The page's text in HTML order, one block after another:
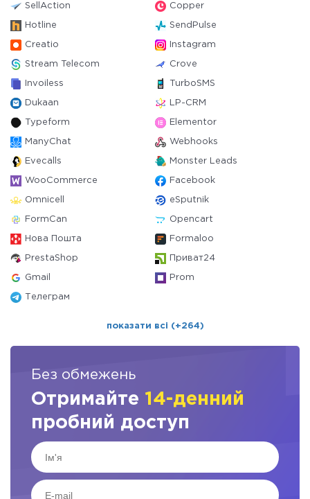
SellAction Copper
Hotline SendPulse
Creatio Instagram
Stream Telecom Crove
Invoiless TurboSMS
Dukaan LP-CRM
Typeform Elementor
ManyChat Webhooks
Evecalls Monster Leads
WooCommerce Facebook
Omnicell eSputnik
FormCan Opencart
Нова Пошта Formaloo
PrestaShop Приват24
Gmail Prom
Телеграм
показати всі (+264)
Без обмежень
Отримайте 14-денний
пробний доступ